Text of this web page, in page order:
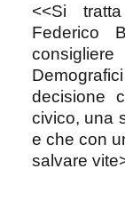
<<Si
Federico
decisione
civico, una
e che con
salvare